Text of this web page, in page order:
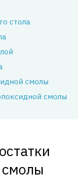
стола
смолы
смолы
смолы